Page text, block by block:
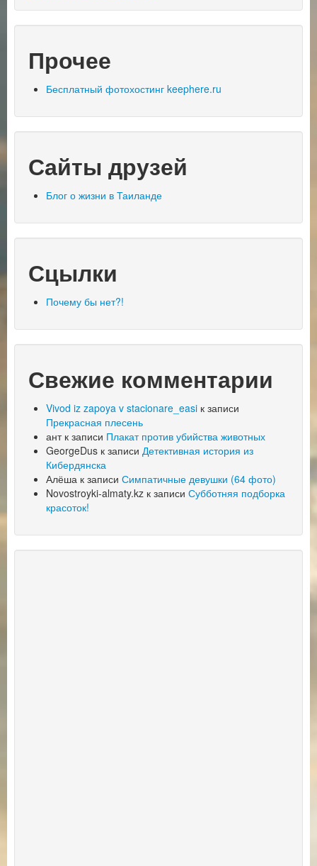
Прочее
Бесплатный фотохостинг keephere.ru
Сайты друзей
Блог о жизни в Таиланде
Сцылки
Почему бы нет?!
Свежие комментарии
Vivod iz zapoya v stacionare_easi к записи
Прекрасная плесень
антк записи Плакат против убийства животных
GeorgeDus к записи Детективная история из
Кибердянска
Алёша к записи Симпатичные девушки (64 фото)
Novostroyki-almaty.kz к записи Субботняя подборка
красоток!